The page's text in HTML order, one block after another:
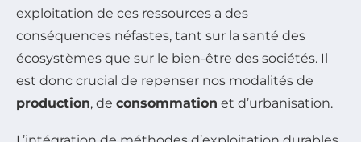
exploitation de ces ressources a des
conséquences néfastes, tant sur la santé des
écosystèmes que sur le bien-être des sociétés. Il
est donc crucial de repenser nos modalités de
production, de consommation et d’urbanisation.